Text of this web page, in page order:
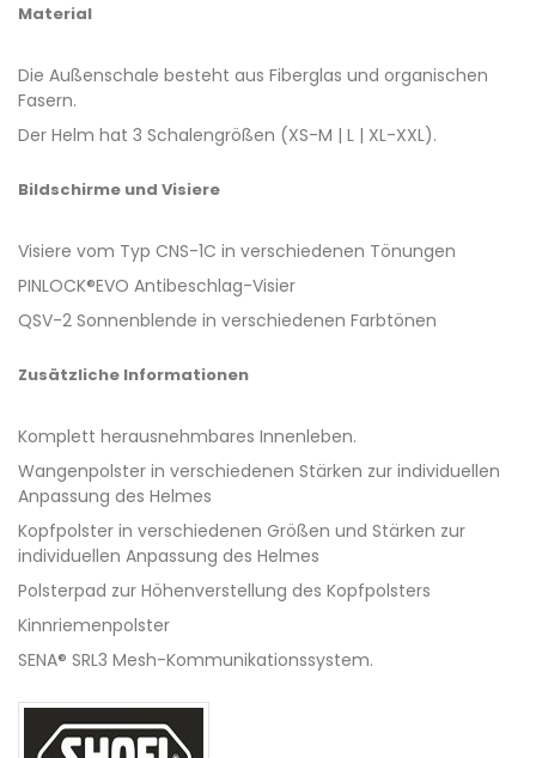
Material
Die Außenschale besteht aus Fiberglas und organischen
Fasern.
Der Helm hat 3 Schalengrößen (XS-M | L | XL-XXL).
Bildschirme und Visiere
Visiere vom Typ CNS-1C in verschiedenen Tönungen
PINLOCK®EVO Antibeschlag-Visier
QSV-2 Sonnenblende in verschiedenen Farbtönen
Zusätzliche Informationen
Komplett herausnehmbares Innenleben.
Wangenpolster in verschiedenen Stärken zur individuellen
Anpassung des Helmes
Kopfpolster in verschiedenen Größen und Stärken zur
individuellen Anpassung des Helmes
Polsterpad zur Höhenverstellung des Kopfpolsters
Kinnriemenpolster
SENA® SRL3 Mesh-Kommunikationssystem.